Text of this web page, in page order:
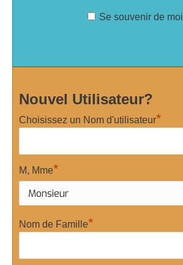
Se souvenir de moi
Nouvel Utilisateur?
Choisissez un Nom d'utilisateur*
M, Mme*
Nom de Famille*